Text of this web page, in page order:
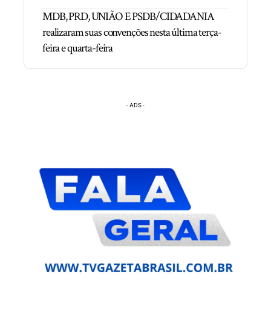
MDB, PRD, UNIÃO E PSDB/CIDADANIA
realizaram suas convenções nesta última terça-
feira e quarta-feira
- ADS -